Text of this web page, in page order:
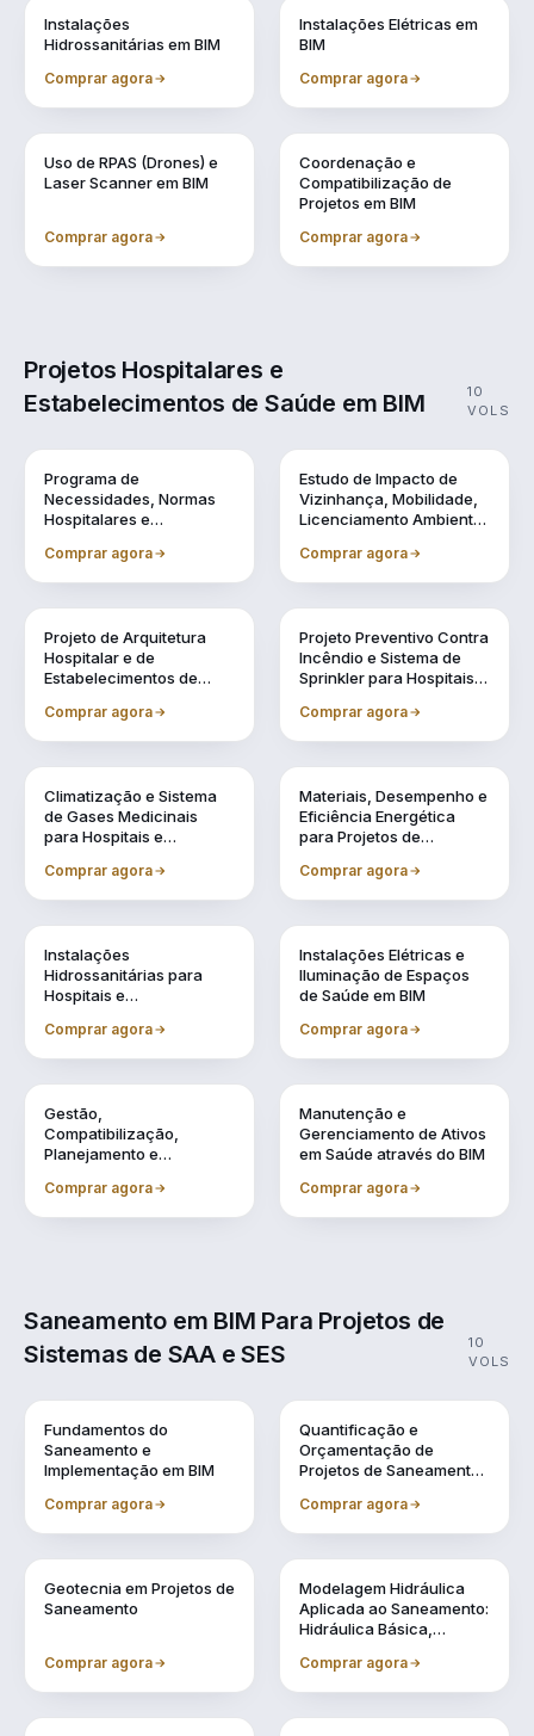
Instalações
Hidrossanitárias em BIM
Comprar agora
Instalações Elétricas em
BIM
Comprar agora
Uso de RPAS (Drones) e
Laser Scanner em BIM
Comprar agora
Coordenação e
Compatibilização de
Projetos em BIM
Comprar agora
Projetos Hospitalares e
Estabelecimentos de Saúde em BIM
10
VOLS
Programa de
Necessidades, Normas
Hospitalares e
Equipamentos Médicos
Comprar agora
Estudo de Impacto de
Vizinhança, Mobilidade,
Licenciamento Ambiental
Comprar agora
Projeto de Arquitetura
Hospitalar e de
Estabelecimentos de
Comprar agora
Projeto Preventivo Contra
Incêndio e Sistema de
Sprinkler para Hospitais e
Saúde
Comprar agora
Climatização e Sistema
de Gases Medicinais
para Hospitais e
Saúde em BIM
Comprar agora
Materiais, Desempenho e
Eficiência Energética
para Projetos de
Saúde
Comprar agora
Instalações
Hidrossanitárias para
Hospitais e
Saúde em BIM
Comprar agora
Instalações Elétricas e
Iluminação de Espaços
de Saúde em BIM
Comprar agora
Gestão,
Compatibilização,
Planejamento e
Comprar agora
Manutenção e
Gerenciamento de Ativos
em Saúde através do BIM
Comprar agora
Saneamento em BIM Para Projetos de
Sistemas de SAA e SES
10
VOLS
Fundamentos do
Saneamento e
Implementação em BIM
Comprar agora
Quantificação e
Orçamentação de
Projetos de Saneamento
Comprar agora
Geotecnia em Projetos de
Saneamento
Comprar agora
Modelagem Hidráulica
Aplicada ao Saneamento:
Hidráulica Básica,
Reservação
Comprar agora